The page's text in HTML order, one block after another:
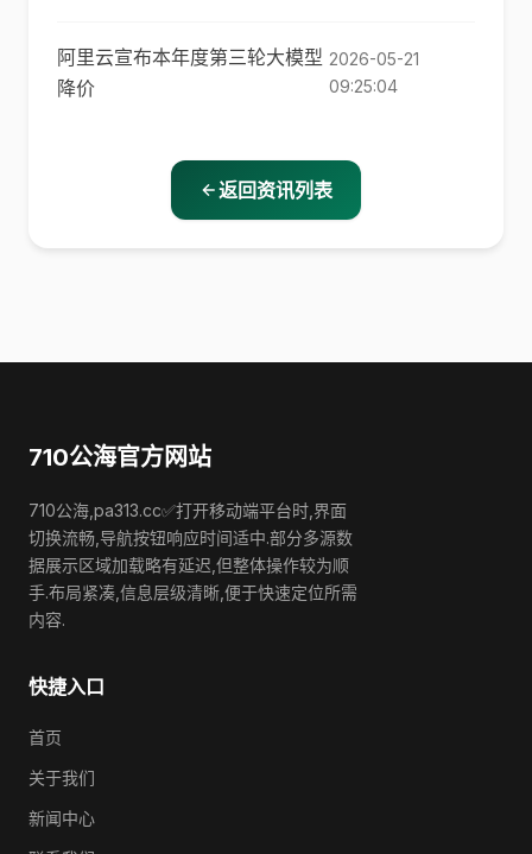
阿里云宣布本年度第三轮大模型
降价
2026-05-21
09:25:04
返回资讯列表
710公海官方网站
710公海,pa313.cc✅打开移动端平台时,界面
切换流畅,导航按钮响应时间适中.部分多源数
据展示区域加载略有延迟,但整体操作较为顺
手.布局紧凑,信息层级清晰,便于快速定位所需
内容.
快捷入口
首页
关于我们
新闻中心